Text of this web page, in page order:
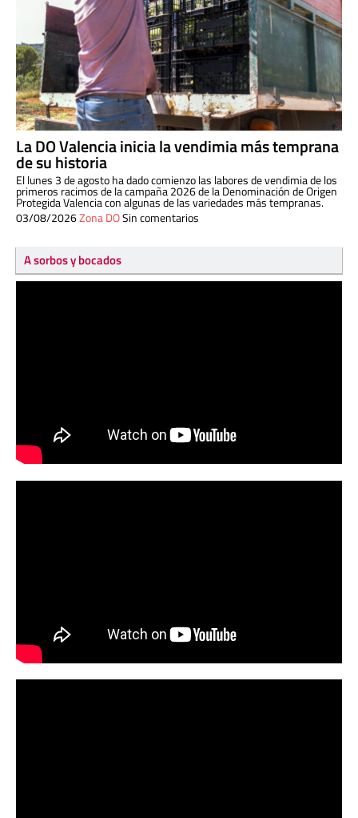
La DO Valencia inicia la vendimia más temprana
de su historia
El lunes 3 de agosto ha dado comienzo las labores de vendimia de los
primeros racimos de la campaña 2026 de la Denominación de Origen
Protegida Valencia con algunas de las variedades más tempranas.
03/08/2026Zona DOSin comentarios
A sorbos y bocados